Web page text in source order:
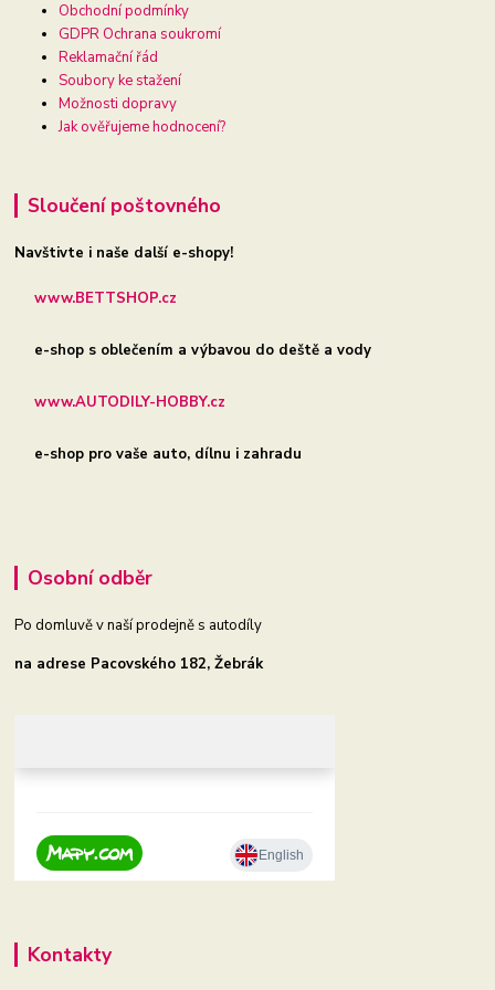
Obchodní podmínky
GDPR Ochrana soukromí
Reklamační řád
Soubory ke stažení
Možnosti dopravy
Jak ověřujeme hodnocení?
Sloučení poštovného
Navštivte i naše další e-shopy!
www.BETTSHOP.cz
e-shop s oblečením a výbavou do deště a vody
www.AUTODILY-HOBBY.cz
e-shop pro vaše auto, dílnu i zahradu
Osobní odběr
Po domluvě v naší prodejně s autodíly
na adrese Pacovského 182, Žebrák
Kontakty